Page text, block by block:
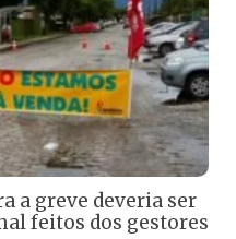
a greve deveria ser
feitos dos gestores